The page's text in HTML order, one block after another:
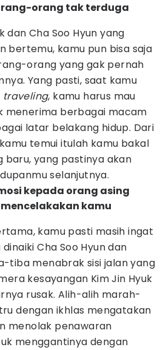
orang tak terduga
dan Cha Soo Hyun yang
bertemu, kamu pun bisa saja
orang yang gak pernah
Yang pasti, saat kamu
traveling, kamu harus mau
menerima berbagai macam
latar belakang hidup. Dari
temui itulah kamu bakal
baru, yang pastinya akan
selanjutnya.
kepada orang asing
kamu
kamu pasti masih ingat
Cha Soo Hyun dan
tiba menabrak sisi jalan yang
kesayangan Kim Jin Hyuk
rusak. Alih-alih marah-
dengan ikhlas mengatakan
menolak penawaran
menggantinya dengan